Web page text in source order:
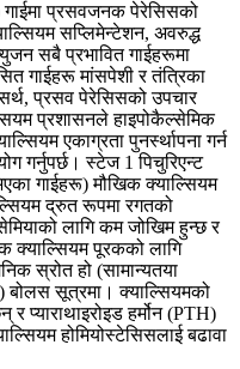
गाईमा प्रसवजनक पेरेसिसको
सप्लिमेन्टेशन, अवरुद्ध
सबै प्रभावित गाईहरूमा
गाईहरू मांसपेशी र तंत्रिका
प्रसव पेरेसिसको उपचार
प्रशासनले हाइपोकैल्सेमिक
एकाग्रता पुनर्स्थापना गर्न
गर्नुपर्छ। स्टेज 1 पिचुरिएन्ट
गाईहरू) मौखिक क्याल्सियम
द्रुत रूपमा रगतको
लागि कम जोखिम हुन्छ र
क्याल्सियम पूरकको लागि
स्रोत हो (सामान्यतया
बोलस सूत्रमा। क्याल्सियमको
हर्मोन (PTH)
होमियोस्टेसिसलाई बढावा